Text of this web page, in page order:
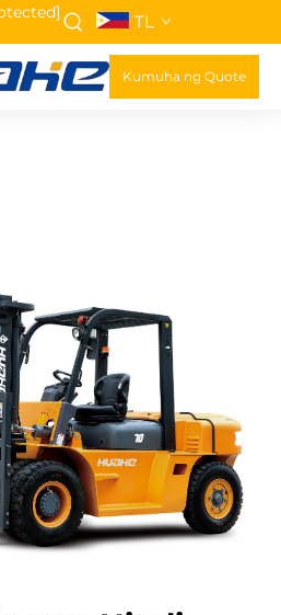
TL
Kumuha ng Quote